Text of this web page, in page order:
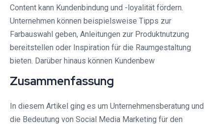
Content kann Kundenbindung und -loyalität fördern.
Unternehmen können beispielsweise Tipps zur
Farbauswahl geben, Anleitungen zur Produktnutzung
bereitstellen oder Inspiration für die Raumgestaltung
bieten. Darüber hinaus können Kundenbew
Zusammenfassung
In diesem Artikel ging es um Unternehmensberatung und
die Bedeutung von Social Media Marketing für den